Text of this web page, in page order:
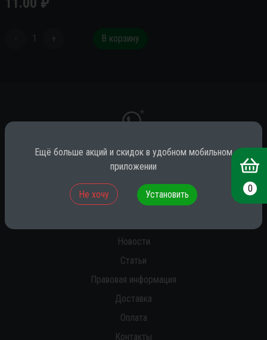
- 1 + В корзину
*
* принадлежит компании Meta (признана экстремистской на территории
Новости
Статьи
Правовая информация
Доставка
Оплата
Контакты
0
Ещё больше акций и скидок в удобном мобильном
приложении
Не хочу Установить